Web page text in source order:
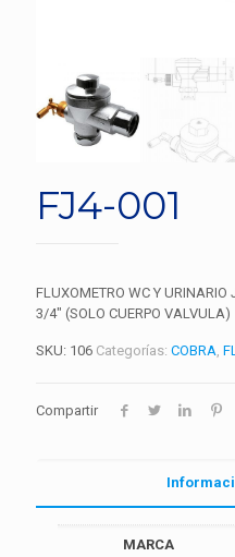
FJ4-001
FLUXOMETRO WC Y URINARIO
3/4″ (SOLO CUERPO VALVULA)
SKU: 106 Categorías: COBRA
Compartir
MARCA